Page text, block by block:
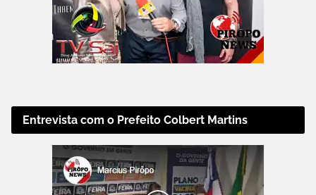
Entrevista com o Prefeito Colbert Martins